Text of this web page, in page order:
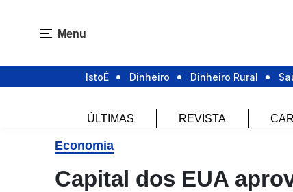
Menu
IstoÉ Dinheiro Dinheiro Rural
ÚLTIMAS REVISTA
Economia
Capital dos EUA